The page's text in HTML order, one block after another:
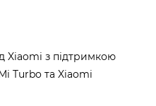
Xiaomi з підтримкою
Turbo та Xiaomi